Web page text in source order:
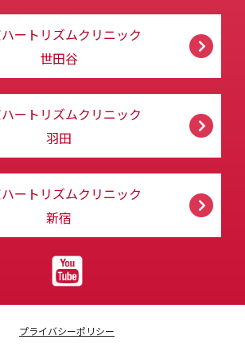
ートリズムクリニック
世田谷
ートリズムクリニック
羽田
ートリズムクリニック
新宿
プライバシーポリシー